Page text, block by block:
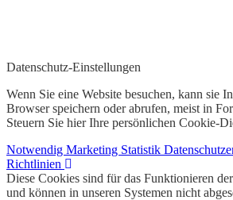
Datenschutz-Einstellungen
Wenn Sie eine Website besuchen, kann sie
Browser speichern oder abrufen, meist in
Steuern Sie hier Ihre persönlichen Cookie-
Notwendig Marketing Statistik
Richtlinien
Diese Cookies sind für das Funktionieren
und können in unseren Systemen nicht